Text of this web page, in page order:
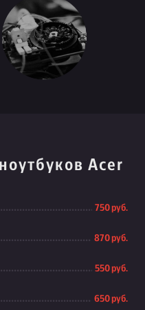
Acer
750 руб.
870 руб.
550 руб.
650 руб.